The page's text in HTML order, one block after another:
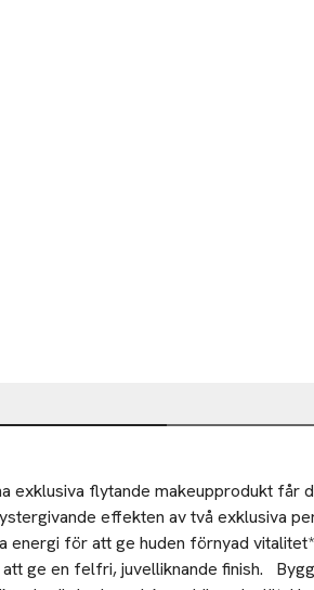
exklusiva flytande makeupprodukt får
effekten av två exklusiva
energi för att ge huden förnyad
ge en felfri, juvelliknande finish.